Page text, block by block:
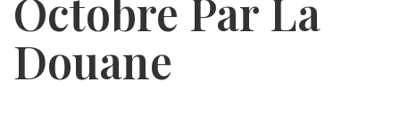
Octobre Par La
Douane